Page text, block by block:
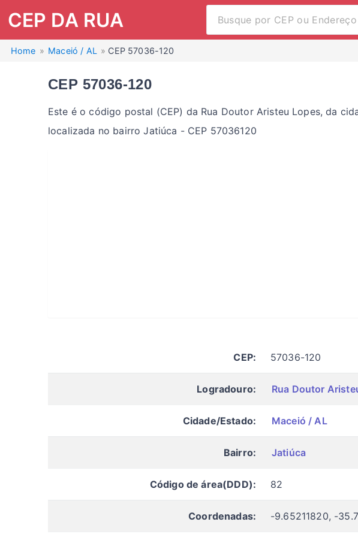
CEP DA RUA
Home Maceió / AL CEP 57036-120
CEP 57036-120
Este é o código postal (CEP) da Rua Doutor Aristeu Lopes, da
localizada no bairro Jatiúca - CEP 57036120
CEP: 57036-120
Logradouro: Rua Doutor
Cidade/Estado: Maceió / AL
Bairro: Jatiúca
Código de área(DDD): 82
Coordenadas: -9.65211820, -